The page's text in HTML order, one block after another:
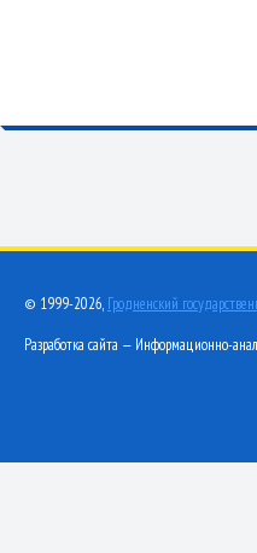
© 1999-2026, Гродненский
Разработка сайта — Информационно-